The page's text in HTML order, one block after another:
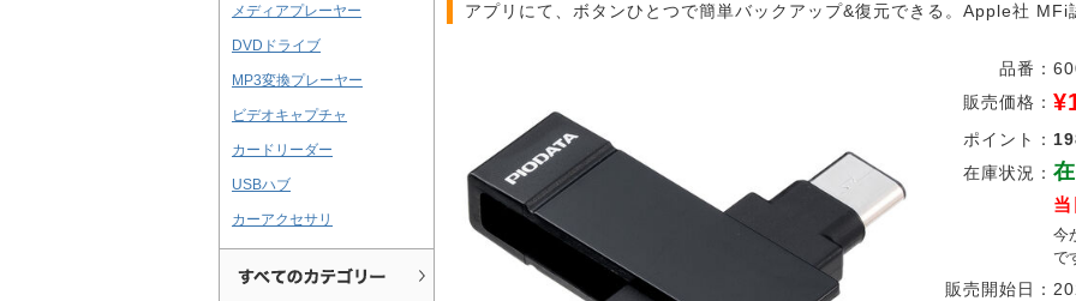
メディアプレーヤー
DVDドライブ
MP3変換プレーヤー
ビデオキャプチャ
カードリーダー
USBハブ
カーアクセサリ
アプリにて、ボタンひとつで簡単バックアップ&復元できる。Apple社
品番：
販売価格：
ポイント：
在庫状況：
今
で
販売開始日：